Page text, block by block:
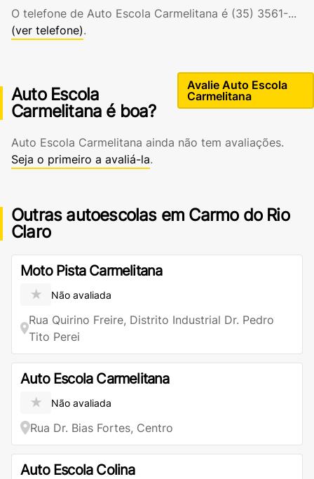
O telefone de Auto Escola Carmelitana é (35) 3561-...
(ver telefone).
Auto Escola
Carmelitana é boa?
Avalie Auto Escola
Carmelitana
Auto Escola Carmelitana ainda não tem avaliações.
Seja o primeiro a avaliá-la.
Outras autoescolas em Carmo do Rio
Claro
Moto Pista Carmelitana
★ Não avaliada
Rua Quirino Freire, Distrito Industrial Dr. Pedro
Tito Perei
Auto Escola Carmelitana
★ Não avaliada
Rua Dr. Bias Fortes, Centro
Auto Escola Colina